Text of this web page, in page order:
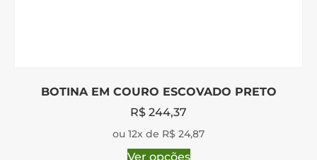
BOTINA EM COURO ESCOVADO PRETO
R$ 244,37
ou 12x de R$ 24,87
Ver opções